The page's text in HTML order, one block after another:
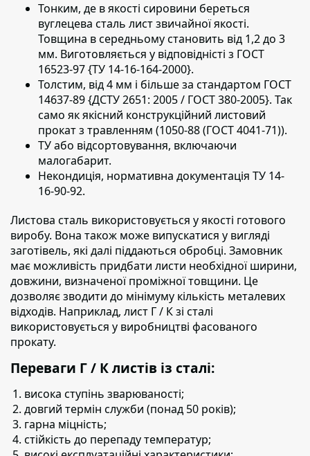
Тонким, де в якості сировини береться
вуглецева сталь лист звичайної якості.
Товщина в середньому становить від 1,2 до 3
мм. Виготовляється у відповідністі з ГОСТ
16523-97 {ТУ 14-16-164-2000}.
Толстим, від 4 мм і більше за стандартом ГОСТ
14637-89 {ДСТУ 2651: 2005 / ГОСТ 380-2005}. Так
само як якісний конструкційний листовий
прокат з травленням (1050-88 (ГОСТ 4041-71)).
ТУ або відсортовування, включаючи
малогабарит.
Некондиція, нормативна документація ТУ 14-
16-90-92.
Листова сталь використовується у якості готового
виробу. Вона також може випускатися у вигляді
заготівель, які далі піддаються обробці. Замовник
має можливість придбати листи необхідної ширини,
довжини, визначеної проміжної товщини. Це
дозволяє зводити до мінімуму кількість металевих
відходів. Наприклад, лист Г / К зі сталі
використовується у виробництві фасованого
прокату.
Переваги Г / К листів із сталі:
висока ступінь зварюваності;
довгий термін служби (понад 50 років);
гарна міцність;
стійкість до перепаду температур;